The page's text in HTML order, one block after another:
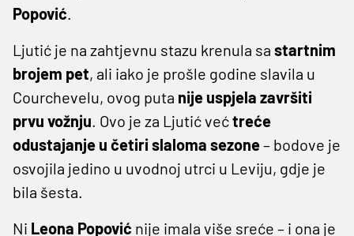
Popović.
Ljutić je na zahtjevnu stazu krenula sa startnim
brojem pet, ali iako je prošle godine slavila u
Courchevelu, ovog puta nije uspjela završiti
prvu vožnju. Ovo je za Ljutić većtreće
odustajanje u četiri slaloma sezone– bodove je
osvojila jedino u uvodnoj utrci u Leviju, gdje je
bila šesta.
Ni Leona Popović nije imala više sreće – i ona je